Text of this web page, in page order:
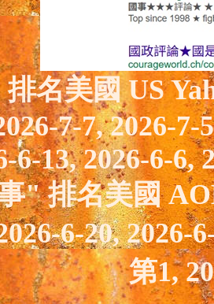
排名美國US
7-7, 2026-7-
6-13, 2026-6-6,
"排名美國
6-20,2026-
第1,